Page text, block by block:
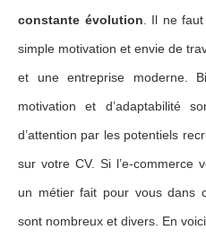
constante évolution. Il ne
simple motivation et envie de
et une entreprise moderne.
motivation et d’adaptabilité
d’attention par les potentiels
sur votre CV. Si l’e-commerce
un métier fait pour vous dans
sont nombreux et divers. En